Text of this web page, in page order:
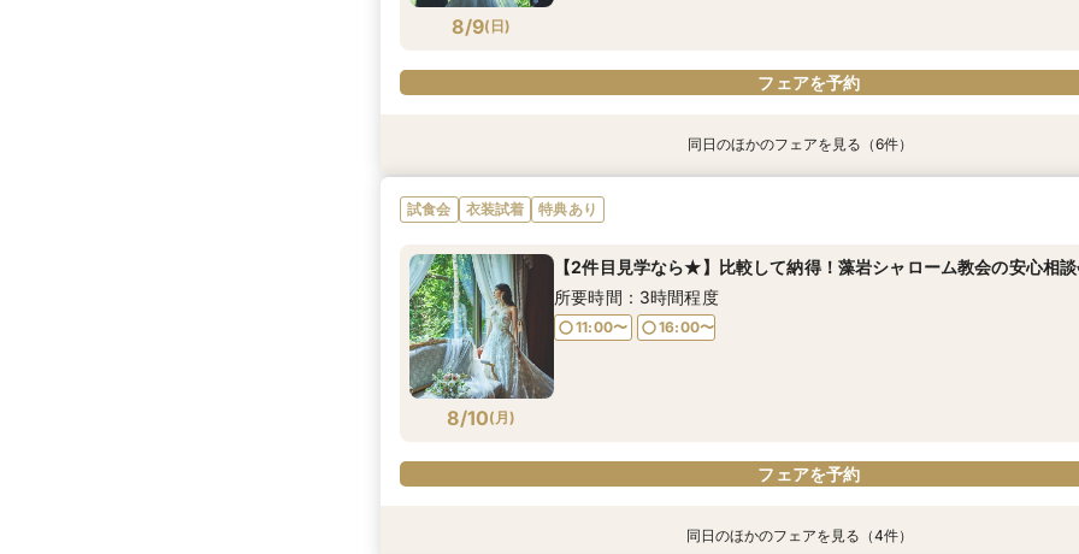
8/9( 日)
フェアを予約
8/9( 日)
【愛され花嫁*ALL体験♪】歴史ある本格大聖堂×美食フェア！
9:00〜 15:00〜
8/9( 日)
【金額重視派におすすめ】豪華特典付き＆ドレス試着フェア
9:00〜 15:00〜
8/9( 日)
【フォトウエディング＆会食】大聖堂フォトウエディング相談会
9:00〜 15:00〜
8/9( 日)
★初見学おススメ★少人数WD相談会
9:00〜 15:00〜
8/9( 日)
BIG特典付き【プレ】オータムブライダルフェア
9:00〜 15:00〜
8/9( 日)
【2件目来館がおすすめ】比べて納得★来館おすすめ相談会
9:00〜 15:00〜
同日のほかのフェアを見る（6件）
試食会 衣装試着 特典あり
8/10( 月)
【2件目見学なら★】比較して納得！藻岩シャローム教会の安心相
所要時間：3時間程度
11:00〜 16:00〜
フェアを予約
同日のほかのフェアを見る（4件）